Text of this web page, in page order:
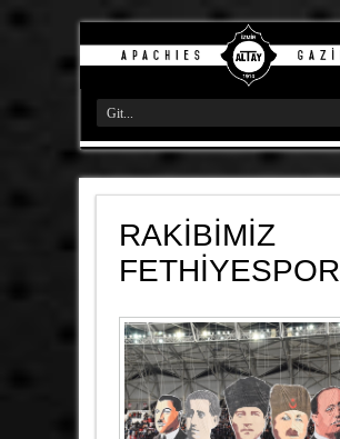
RAKİBİMİZ
FETHİYESPOR